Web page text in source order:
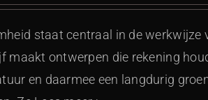
staat centraal in de werkwijze
maakt ontwerpen die rekening
en daarmee een langdurig